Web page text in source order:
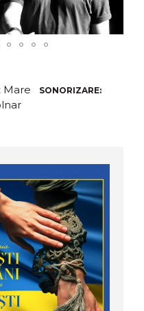
Mare SONORIZARE: